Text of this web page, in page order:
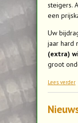
steigers.
een
Uw
jaar hard
(extra)
groot
Lees verder